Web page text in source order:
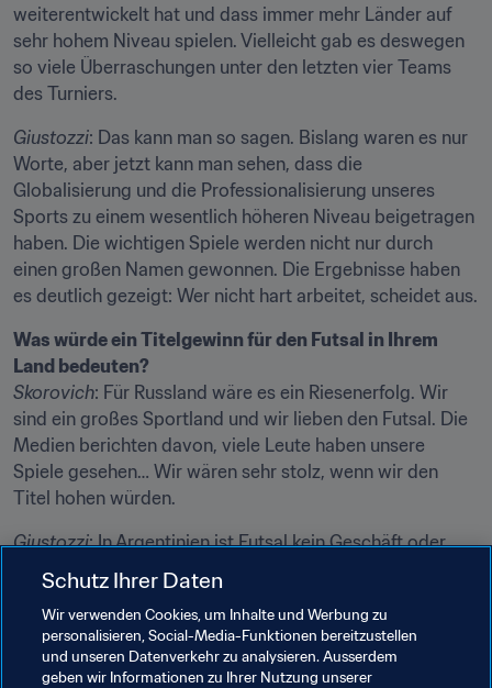
weiterentwickelt hat und dass immer mehr Länder auf
sehr hohem Niveau spielen. Vielleicht gab es deswegen
so viele Überraschungen unter den letzten vier Teams
des Turniers.
Giustozzi: Das kann man so sagen. Bislang waren es nur
Worte, aber jetzt kann man sehen, dass die
Globalisierung und die Professionalisierung unseres
Sports zu einem wesentlich höheren Niveau beigetragen
haben. Die wichtigen Spiele werden nicht nur durch
einen großen Namen gewonnen. Die Ergebnisse haben
es deutlich gezeigt: Wer nicht hart arbeitet, scheidet aus.
Was würde ein Titelgewinn für den Futsal in Ihrem
Land bedeuten?
Skorovich: Für Russland wäre es ein Riesenerfolg. Wir
sind ein großes Sportland und wir lieben den Futsal. Die
Medien berichten davon, viele Leute haben unsere
Spiele gesehen… Wir wären sehr stolz, wenn wir den
Titel hohen würden.
Giustozzi: In Argentinien ist Futsal kein Geschäft oder
Arbeit, es ist eine Leidenschaft. Was hier geschieht, wird
mit dem Herzen erlebt, deswegen würden wir
übergroßes Glück empfinden. Darüber hinaus würde die
Professionalisierung im Futsal bei uns weiter
voranschreiten. Wir wären dann endgültig unter den
Schutz Ihrer Daten
Wir verwenden Cookies, um Inhalte und Werbung zu
personalisieren, Social-Media-Funktionen bereitzustellen
und unseren Datenverkehr zu analysieren. Ausserdem
geben wir Informationen zu Ihrer Nutzung unserer